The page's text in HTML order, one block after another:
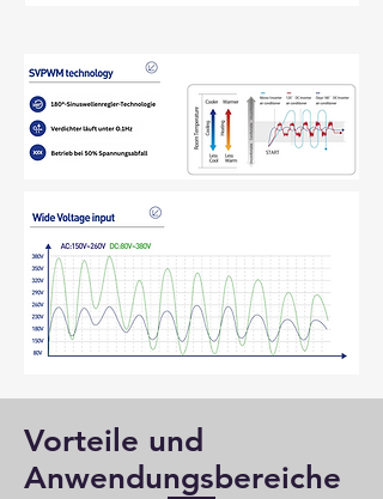
Vorteile und
Anwendungsbereiche